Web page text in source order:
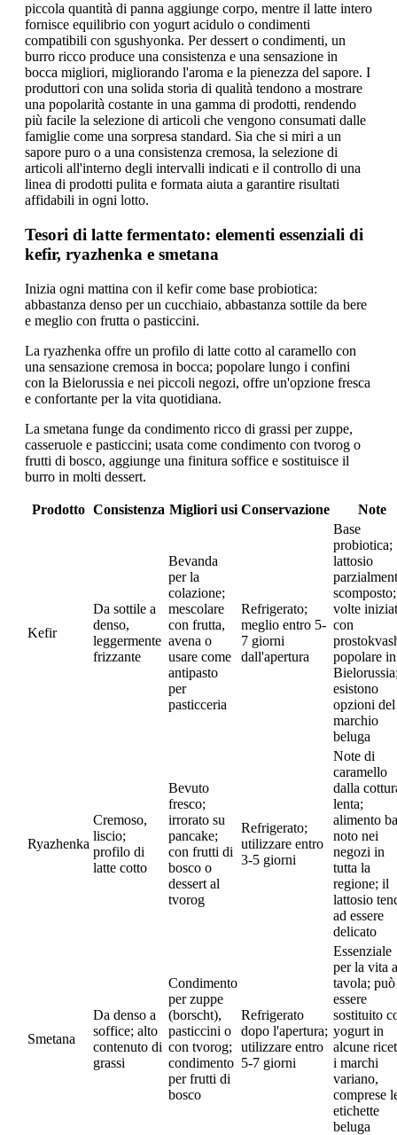
piccola quantità di panna aggiunge corpo, mentre il latte intero
fornisce equilibrio con yogurt acidulo o condimenti
compatibili con sgushyonka. Per dessert o condimenti, un
burro ricco produce una consistenza e una sensazione in
bocca migliori, migliorando l'aroma e la pienezza del sapore. I
produttori con una solida storia di qualità tendono a mostrare
una popolarità costante in una gamma di prodotti, rendendo
più facile la selezione di articoli che vengono consumati dalle
famiglie come una sorpresa standard. Sia che si miri a un
sapore puro o a una consistenza cremosa, la selezione di
articoli all'interno degli intervalli indicati e il controllo di una
linea di prodotti pulita e formata aiuta a garantire risultati
affidabili in ogni lotto.
Tesori di latte fermentato: elementi essenziali di
kefir, ryazhenka e smetana
Inizia ogni mattina con il kefir come base probiotica:
abbastanza denso per un cucchiaio, abbastanza sottile da bere
e meglio con frutta o pasticcini.
La ryazhenka offre un profilo di latte cotto al caramello con
una sensazione cremosa in bocca; popolare lungo i confini
con la Bielorussia e nei piccoli negozi, offre un'opzione fresca
e confortante per la vita quotidiana.
La smetana funge da condimento ricco di grassi per zuppe,
casseruole e pasticcini; usata come condimento con tvorog o
frutti di bosco, aggiunge una finitura soffice e sostituisce il
burro in molti dessert.
Prodotto Consistenza Migliori usi Conservazione Note
Kefir
Da sottile a
denso,
leggermente
frizzante
Bevanda
per la
colazione;
mescolare
con frutta,
avena o
usare come
antipasto
per
pasticceria
Refrigerato;
meglio entro 5-
7 giorni
dall'apertura
Base
probiotica;
lattosio
volte
con
popolare in
esistono
opzioni del
marchio
beluga
Ryazhenka
Cremoso,
liscio;
profilo di
latte cotto
Bevuto
fresco;
irrorato su
pancake;
con frutti di
bosco o
dessert al
tvorog
Refrigerato;
utilizzare entro
3-5 giorni
Note di
caramello
dalla
lenta;
alimento
noto nei
negozi in
tutta la
regione; il
lattosio
ad essere
delicato
Smetana
Da denso a
soffice; alto
contenuto di
grassi
Condimento
per zuppe
(borscht),
pasticcini o
con tvorog;
condimento
per frutti di
bosco
Refrigerato
dopo l'apertura;
utilizzare entro
5-7 giorni
Essenziale
per la vita a
tavola; può
essere
sostituito
yogurt in
alcune
i marchi
variano,
comprese
etichette
beluga